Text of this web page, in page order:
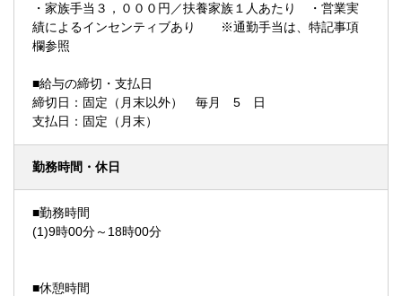
・家族手当３，０００円／扶養家族１人あたり ・営業実
績によるインセンティブあり ※通勤手当は、特記事項
欄参照
■給与の締切・支払日
締切日：固定（月末以外） 毎月 5 日
支払日：固定（月末）
勤務時間・休日
■勤務時間
(1)9時00分～18時00分
■休憩時間